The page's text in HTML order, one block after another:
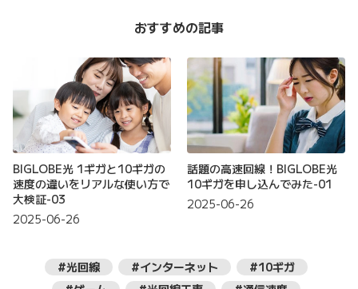
おすすめの記事
BIGLOBE光 1ギガと10ギガの
速度の違いをリアルな使い方で
大検証-03
2025-06-26
話題の高速回線！BIGLOBE光
10ギガを申し込んでみた-01
2025-06-26
#光回線 #インターネット
#10ギガ